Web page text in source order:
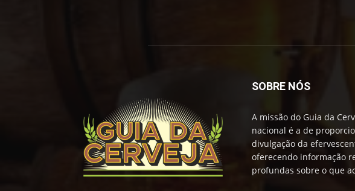
SOBRE NÓS
A missão do Guia da
nacional é a de
divulgação da
oferecendo informação
profundas sobre o que